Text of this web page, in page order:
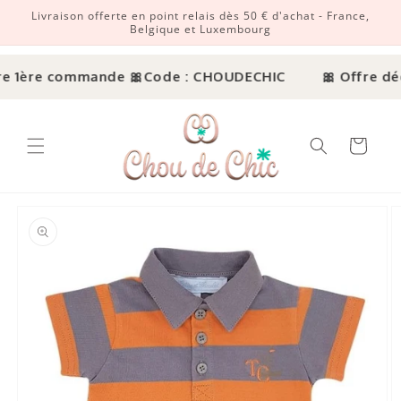
et passer au contenu
Livraison offerte en point relais dès 50 € d'achat - France,
Belgique et Luxembourg
commande 🎀 Code : CHOUDECHIC 🎀 Offre
Panier
informations produits